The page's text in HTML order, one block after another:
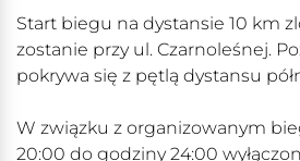
Start biegu na dystansie 10 km
zostanie przy ul. Czarnoleśnej.
pokrywa się z pętlą dystansu
W związku z organizowanym
20:00 do godziny 24:00